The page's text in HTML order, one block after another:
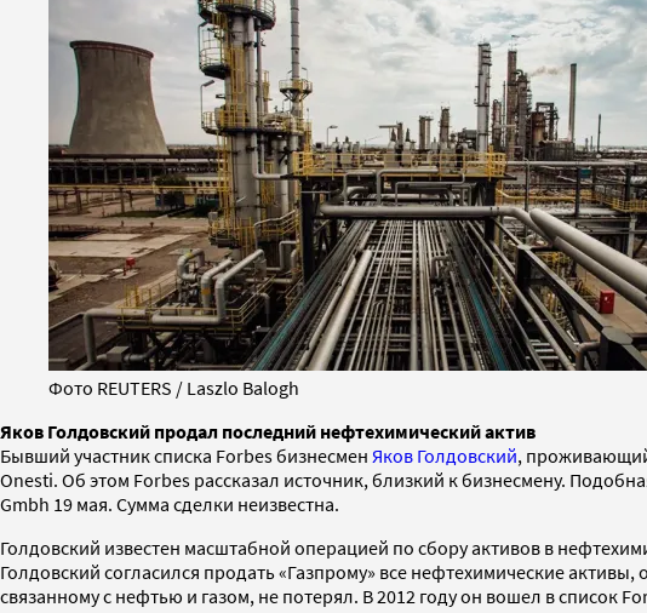
Фото REUTERS / Laszlo Balogh
Яков Голдовский продал последний нефтехимический актив
Бывший участник списка Forbes бизнесмен Яков Голдовский,
Onesti. Об этом Forbes рассказал источник, близкий к бизнесмену.
Gmbh 19 мая. Сумма сделки неизвестна.
Голдовский известен масштабной операцией по сбору активов в
Голдовский согласился продать «Газпрому» все нефтехимические
связанному с нефтью и газом, не потерял. В 2012 году он вошел в список